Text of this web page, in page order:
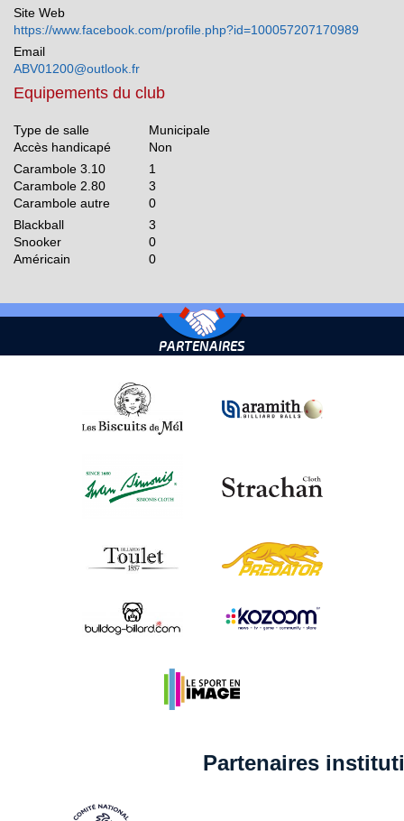
Site Web
https://www.facebook.com/profile.php?id=100057207170989
Email
ABV01200@outlook.fr
Equipements du club
Type de salle
Municipale
Accès handicapé
Non
Carambole 3.10
1
Carambole 2.80
3
Carambole autre
0
Blackball
3
Snooker
0
Américain
0
PARTENAIRES
Partenaires